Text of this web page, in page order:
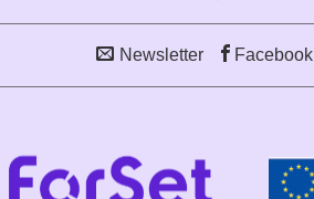
Newsletter Facebook